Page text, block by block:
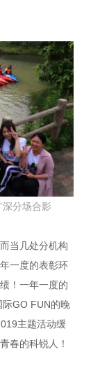
深分场合影
当几处分机构
一度的表彰环
！一年一度的
GO FUN的晚
主题活动缓
春的科锐人！